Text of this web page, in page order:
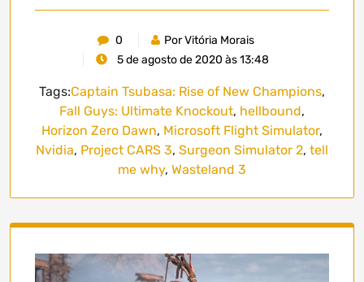
0
Por Vitória Morais
5 de agosto de 2020 às 13:48
Tags:Captain Tsubasa: Rise of New Champions,
Fall Guys: Ultimate Knockout, hellbound,
Horizon Zero Dawn, Microsoft Flight Simulator,
Nvidia, Project CARS 3, Surgeon Simulator 2, tell
me why, Wasteland 3